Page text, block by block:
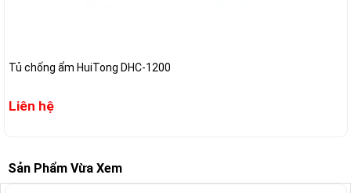
Tủ chống ẩm HuiTong DHC-1200
Liên hệ
Sản Phẩm Vừa Xem